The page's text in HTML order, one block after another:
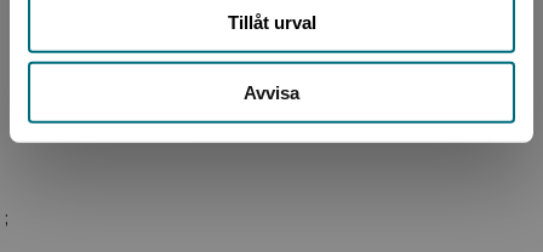
Tillåt urval
Avvisa
med grafisk form i över 35 år. De senaste 20
åren har han varit specialiserad på böcker och
;